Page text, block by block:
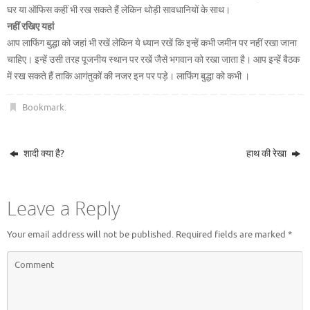
घर या ऑफिस कहीं भी रख सकते हैं लेकिन थोड़ी सावधानियों के साथ।
नहीं रखिए यहां
आप लाफिंग बुद्धा को जहां भी रखें लेकिन ये ध्यान रखें कि इन्हें कभी जमीन पर नहीं रखा जाना
चाहिए। इन्हें उसी तरह पूजनीय स्थान पर रखें जैसे भगवान को रखा जाता है। आप इन्हें बैठक
में रख सकते हैं ताकि आगंतुकों की नजर इन पर पड़े। लाफिंग बुद्धा को कभी ।
Bookmark.
शादी क्या है? हाथ की रेखा
Leave a Reply
Your email address will not be published. Required fields are marked *